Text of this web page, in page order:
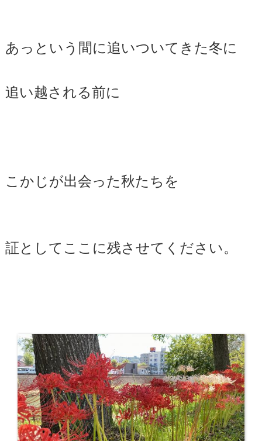
あっという間に追いついてきた冬に
追い越される前に
こかじが出会った秋たちを
証としてここに残させてください。